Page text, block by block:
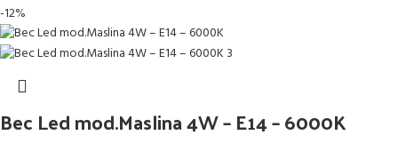
-12%
Bec Led mod.Maslina 4W – E14 – 6000K